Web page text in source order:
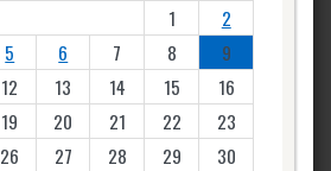
1
2
5 6 7 8
9
12 13 14 15
16
19 20 21 22
23
26 27 28 29
30